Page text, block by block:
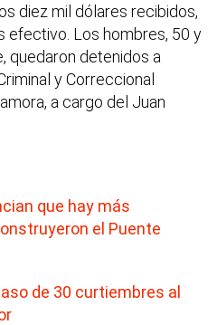
diez mil dólares recibidos,
efectivo. Los hombres, 50 y
quedaron detenidos a
y Correccional
a cargo del Juan
que hay más
el Puente
de 30 curtiembres al